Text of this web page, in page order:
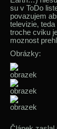
su v ToDo
povazujem
televizie,
troche cviku
moznost
Obrázky: